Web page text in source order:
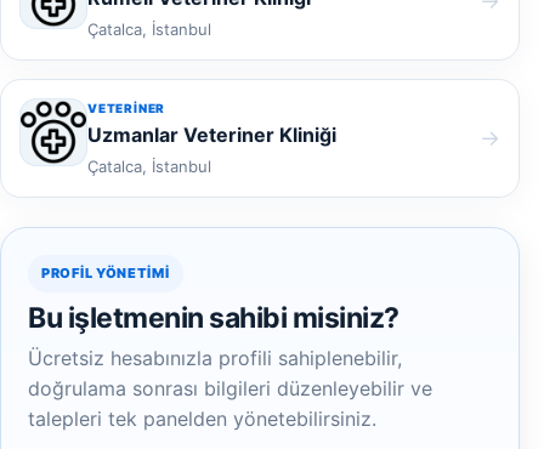
Çatalca, İstanbul
VETERINER
Uzmanlar Veteriner Kliniği
Çatalca, İstanbul
→
PROFIL YÖNETIMI
Bu işletmenin sahibi misiniz?
Ücretsiz hesabınızla profili sahiplenebilir,
doğrulama sonrası bilgileri düzenleyebilir ve
talepleri tek panelden yönetebilirsiniz.